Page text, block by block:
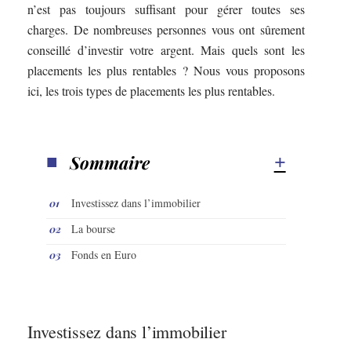
n’est pas toujours suffisant pour gérer toutes ses
charges. De nombreuses personnes vous ont sûrement
conseillé d’investir votre argent. Mais quels sont les
placements les plus rentables ? Nous vous proposons
ici, les trois types de placements les plus rentables.
Sommaire
Investissez dans l’immobilier
La bourse
Fonds en Euro
Investissez dans l’immobilier